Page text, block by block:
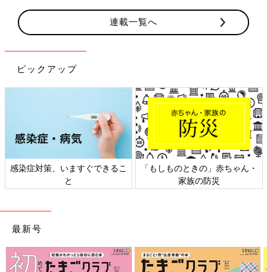
連載一覧へ
ピックアップ
感染症対策、いますぐできるこ
と
「もしものときの」赤ちゃん・
家族の防災
最新号